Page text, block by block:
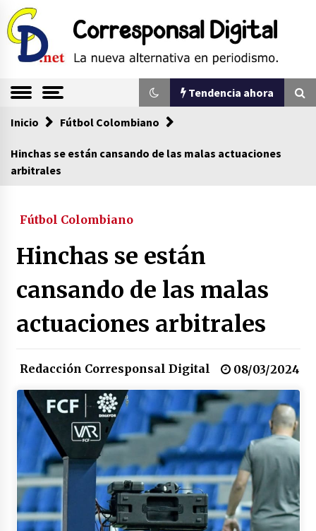
Saltar
al
contenido
Corresponsal
Digital
La nueva alternativa en periodismo
Tendencia ahora
Tendencia ahora
congreso en Colombia
17/01/2026
Irán, donde están los pinches grupos
16/01/2026
Medellín necesita gobernantes con sentido
de pertenencia
15/01/2026
Falcao regresa con el rabo entre las patas
07/01/2026
Inicio Fútbol Colombiano
Hinchas se están cansando de las malas actuaciones
arbitrales
Fútbol Colombiano
Hinchas se están
cansando de las malas
actuaciones arbitrales
Redacción Corresponsal Digital 08/03/2024